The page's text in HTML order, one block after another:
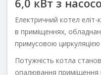
Електричний котел
в приміщеннях,
примусовою
Потужність котла
опалювання